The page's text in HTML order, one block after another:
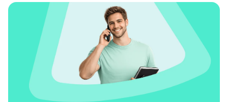
постоянного
То тут
подтянуть. Но
из нужного
хобби, чем
Legend не про
престиж, это про
возможность
другие не смогут.